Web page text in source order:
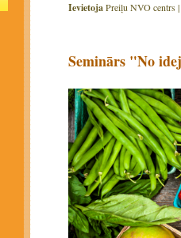
IevietojaPreiļu NVO centrs |
Seminārs "No